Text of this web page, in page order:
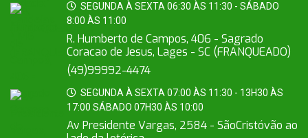
SEGUNDA À SEXTA 06:30 ÀS 11:30 - SÁBADO
8:00 ÀS 11:00
R. Humberto de Campos, 406 - Sagrado
Coracao de Jesus, Lages - SC (FRANQUEADO)
(49)99992-4474
SEGUNDA À SEXTA 07:00 ÀS 11:30 - 13H30 ÀS
17:00 SÁBADO 07H30 ÀS 10:00
Av Presidente Vargas, 2584 - SãoCristóvão ao